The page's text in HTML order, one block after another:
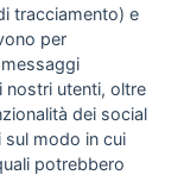
IV
20)
tracciamento) e
per
nostri utenti, oltre
dei social
sul modo in cui
potrebbero